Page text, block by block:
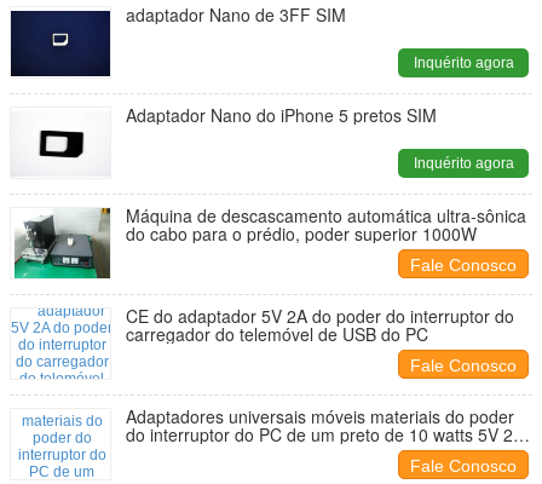
adaptador Nano de 3FF SIM
Inquérito agora
Adaptador Nano do iPhone 5 pretos SIM
Inquérito agora
Máquina de descascamento automática ultra-sônica
do cabo para o prédio, poder superior 1000W
Fale Conosco
CE do adaptador 5V 2A do poder do interruptor do
carregador do telemóvel de USB do PC
Fale Conosco
Adaptadores universais móveis materiais do poder
do interruptor do PC de um preto de 10 watts 5V 2A
Fale Conosco